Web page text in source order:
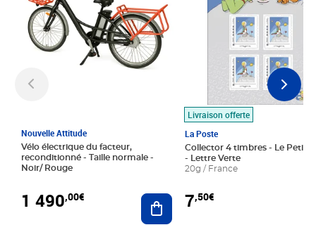
Nouvelle Attitude
Vélo électrique du facteur,
reconditionné - Taille normale -
Noir/ Rouge
1 490,00€ Ajouter au panier
Livraison offerte
La Poste
Collector 4 timbres - Le Petit
- Lettre Verte
20g / France
7,50€